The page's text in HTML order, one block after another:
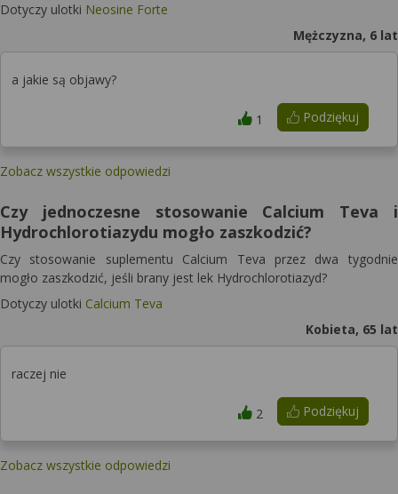
Dotyczy ulotki Neosine Forte
Mężczyzna, 6 lat
a jakie są objawy?
Podziękuj
1
Zobacz wszystkie odpowiedzi
Czy jednoczesne stosowanie Calcium Teva i
Hydrochlorotiazydu mogło zaszkodzić?
Czy stosowanie suplementu Calcium Teva przez dwa tygodnie
mogło zaszkodzić, jeśli brany jest lek Hydrochlorotiazyd?
Dotyczy ulotki Calcium Teva
Kobieta, 65 lat
raczej nie
Podziękuj
2
Zobacz wszystkie odpowiedzi